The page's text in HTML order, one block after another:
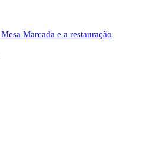
Marcada e a restauração